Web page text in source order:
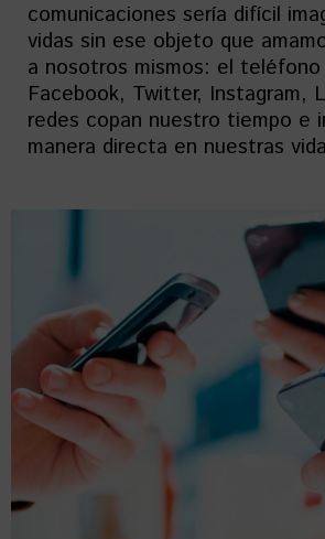
comunicaciones sería difícil
vidas sin ese objeto que
a nosotros mismos: el teléfono
Facebook, Twitter, Instagram,
redes copan nuestro tiempo e
manera directa en nuestras